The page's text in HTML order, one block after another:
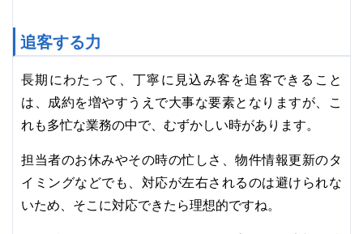
追客する力
長期にわたって、丁寧に見込み客を追客できること
は、成約を増やすうえで大事な要素となりますが、こ
れも多忙な業務の中で、むずかしい時があります。
担当者のお休みやその時の忙しさ、物件情報更新のタ
イミングなどでも、対応が左右されるのは避けられな
いため、そこに対応できたら理想的ですね。